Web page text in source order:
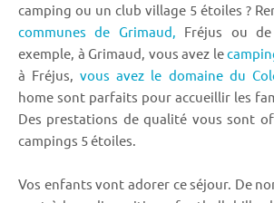
camping ou un club village 5 étoiles ?
communes de Grimaud, Fréjus ou de
exemple, à Grimaud, vous avez le
à Fréjus,vous avez le domaine du
home sont parfaits pour accueillir les
Des prestations de qualité vous sont
campings 5 étoiles.
Vos enfants vont adorer ce séjour. De